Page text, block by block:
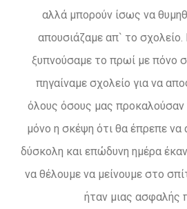
αλλά μπορούν ίσως να
απουσιάζαμε απ` το
ξυπνούσαμε το πρωί με πόνο
πηγαίναμε σχολείο για να
όλους όσους μας προκαλούσαν
μόνο η σκέψη ότι θα έπρεπε να
δύσκολη και επώδυνη ημέρα
να θέλουμε να μείνουμε στο
ήταν μιας ασφαλής